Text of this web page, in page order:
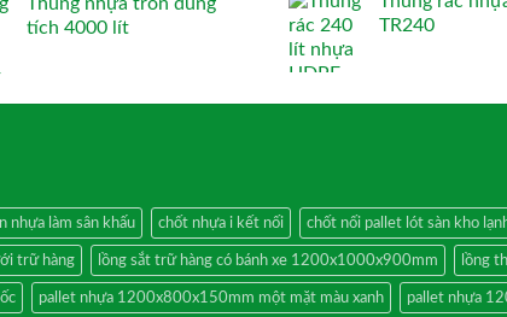
tích 4000 lít
TR240
nhựa làm sân khấu chốt nhựa i kết nối chốt nối pallet lót sàn kho
trữ hàng lồng sắt trữ hàng có bánh xe 1200x1000x900mm lồng
pallet nhựa 1200x800x150mm một mặt màu xanh pallet nhựa